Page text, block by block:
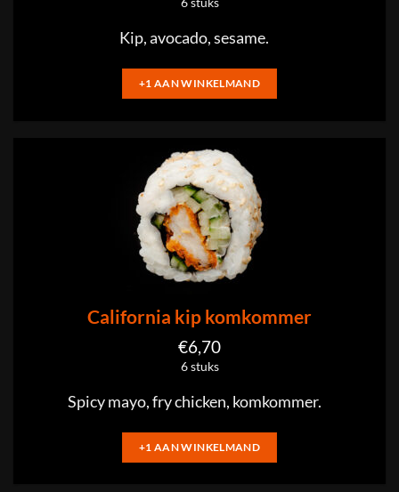
Kip, avocado, sesame.
+1 AAN WINKELMAND
California kip komkommer
€6,70
6 stuks
Spicy mayo, fry chicken, komkommer.
+1 AAN WINKELMAND